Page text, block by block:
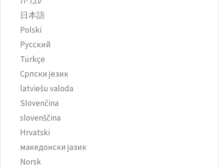
日本語
Polski
Русский
Türkçe
Српски језик
latviešu valoda
Slovenčina
slovenščina
Hrvatski
македонски јазик
Norsk